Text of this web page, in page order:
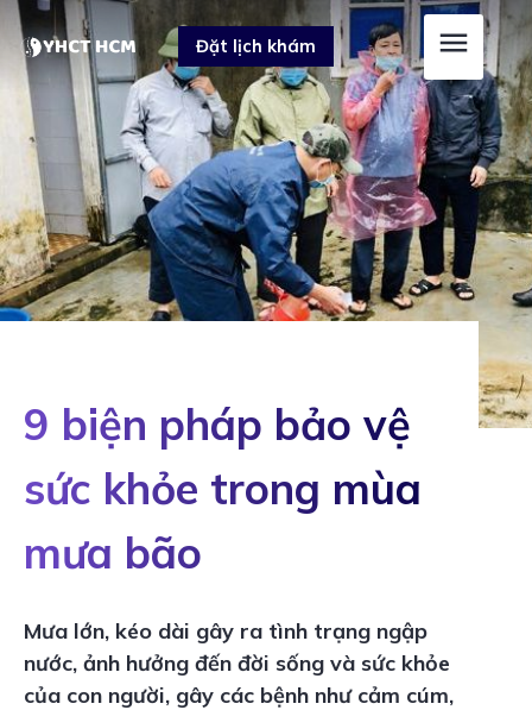
Skip
content
Đặt lịch khám
9 biện pháp bảo vệ
sức khỏe trong mùa
mưa bão
Mưa lớn, kéo dài gây ra tình trạng ngập
nước, ảnh hưởng đến đời sống và sức khỏe
của con người, gây các bệnh như cảm cúm,
Post
navigation